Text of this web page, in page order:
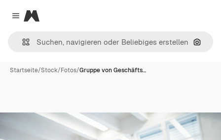
Close menu
Magnific
Nach
Startseite/Stock/Fotos/Gruppe von Geschäfts…